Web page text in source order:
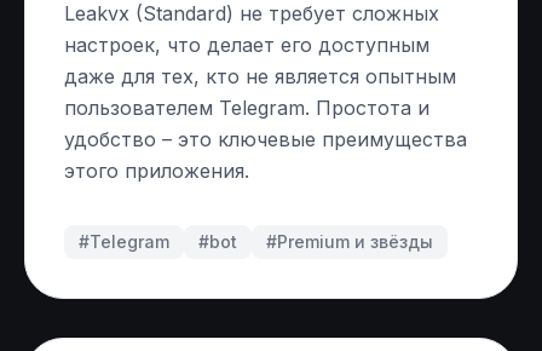
Leakvx (Standard) не требует сложных
настроек, что делает его доступным
даже для тех, кто не является опытным
пользователем Telegram. Простота и
удобство – это ключевые преимущества
этого приложения.
#Telegram #bot #Premium и звёзды